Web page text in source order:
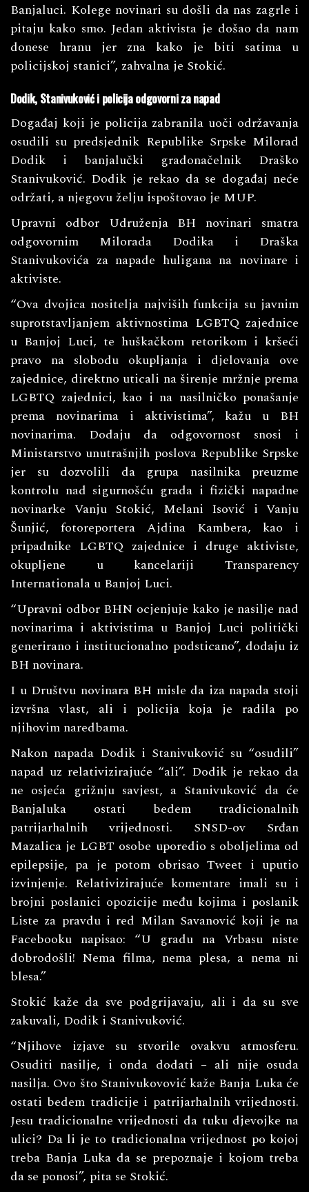
Banjaluci. Kolege novinari su došli da nas zagrle i
pitaju kako smo. Jedan aktivista je došao da nam
donese hranu jer zna kako je biti satima u
policijskoj stanici”, zahvalna je Stokić.
Dodik, Stanivuković i policija odgovorni za napad
Događaj koji je policija zabranila uoči održavanja
osudili su predsjednik Republike Srpske Milorad
Dodik i banjalučki gradonačelnik Draško
Stanivuković. Dodik je rekao da se događaj neće
održati, a njegovu želju ispoštovao je MUP.
Upravni odbor Udruženja BH novinari smatra
odgovornim Milorada Dodika i Draška
Stanivukovića za napade huligana na novinare i
aktiviste.
“Ova dvojica nositelja najviših funkcija su javnim
suprotstavljanjem aktivnostima LGBTQ zajednice
u Banjoj Luci, te huškačkom retorikom i kršeći
pravo na slobodu okupljanja i djelovanja ove
zajednice, direktno uticali na širenje mržnje prema
LGBTQ zajednici, kao i na nasilničko ponašanje
prema novinarima i aktivistima”, kažu u BH
novinarima. Dodaju da odgovornost snosi i
Ministarstvo unutrašnjih poslova Republike Srpske
jer su dozvolili da grupa nasilnika preuzme
kontrolu nad sigurnošću grada i fizički napadne
novinarke Vanju Stokić, Melani Isović i Vanju
Šunjić, fotoreportera Ajdina Kambera, kao i
pripadnike LGBTQ zajednice i druge aktiviste,
okupljene u kancelariji Transparency
Internationala u Banjoj Luci.
“Upravni odbor BHN ocjenjuje kako je nasilje nad
novinarima i aktivistima u Banjoj Luci politički
generirano i institucionalno podsticano”, dodaju iz
BH novinara.
I u Društvu novinara BH misle da iza napada stoji
izvršna vlast, ali i policija koja je radila po
njihovim naredbama.
Nakon napada Dodik i Stanivuković su “osudili”
napad uz relativizirajuće “ali”. Dodik je rekao da
ne osjeća grižnju savjest, a Stanivuković da će
Banjaluka ostati bedem tradicionalnih
patrijarhalnih vrijednosti. SNSD-ov Srđan
Mazalica je LGBT osobe uporedio s oboljelima od
epilepsije, pa je potom obrisao Tweet i uputio
izvinjenje. Relativizirajuće komentare imali su i
brojni poslanici opozicije među kojima i poslanik
Liste za pravdu i red Milan Savanović koji je na
Facebooku napisao: “U gradu na Vrbasu niste
dobrodošli! Nema filma, nema plesa, a nema ni
blesa.”
Stokić kaže da sve podgrijavaju, ali i da su sve
zakuvali, Dodik i Stanivuković.
“Njihove izjave su stvorile ovakvu atmosferu.
Osuditi nasilje, i onda dodati – ali nije osuda
nasilja. Ovo što Stanivukovović kaže Banja Luka će
ostati bedem tradicije i patrijarhalnih vrijednosti.
Jesu tradicionalne vrijednosti da tuku djevojke na
ulici? Da li je to tradicionalna vrijednost po kojoj
treba Banja Luka da se prepoznaje i kojom treba
da se ponosi”, pita se Stokić.